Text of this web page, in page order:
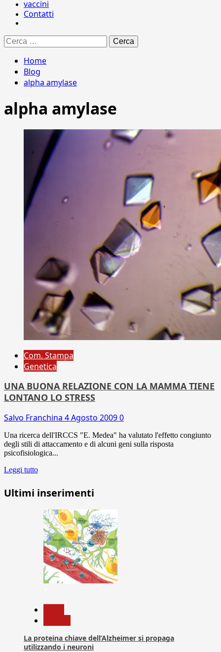
vaccini
Contatti
Ricerca
per:
Home
Blog
alpha amylase
alpha amylase
Com. Stampa
Genetica
UNA BUONA RELAZIONE CON LA MAMMA TIENE
LONTANO LO STRESS
Salvo Franchina 4 Agosto 20090
Una ricerca dell'IRCCS "E. Medea" ha valutato l'effetto congiunto
degli stili di attaccamento e di alcuni geni sulla risposta
psicofisiologica...
Leggi tutto
Ultimi inserimenti
La proteina chiave dell’Alzheimer si propaga
utilizzando i neuroni